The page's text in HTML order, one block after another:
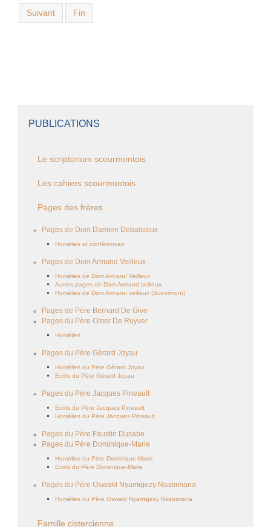
Suivant Fin
PUBLICATIONS
Le scriptorium scourmontois
Les cahiers scourmontois
Pages des frères
Pages de Dom Damien Debaisieux
Homélies et conférences
Pages de Dom Armand Veilleux
Homélies de Dom Armand Veilleux
Autres pages de Dom Armand veilleux
Homélies de Dom Armand veilleux (Scourmont)
Pages de Père Bernard De Give
Pages du Père Omer De Ruyver
Homélies
Pages du Père Gérard Joyau
Homélies du Père Gérard Joyau
Ecrits du Père Gérard Joyau
Pages du Père Jacques Pineault
Ecrits du Père Jacques Pineault
Homélies du Père Jacques Pineault
Pages du Père Faustin Dusabe
Pages du Père Dominique-Marie
Homélies du Père Dominique-Marie
Ecrits du Père Dominique-Marie
Pages du Père Oswald Nyamigezy Nsabimana
Homélies du Père Oswald Nyamigezy Nsabimana
Famille cistercienne